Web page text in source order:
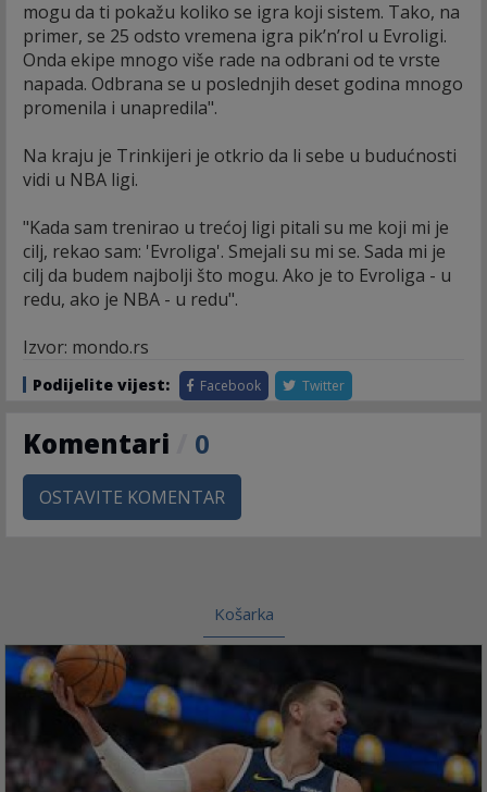
mogu da ti pokažu koliko se igra koji sistem. Tako, na
primer, se 25 odsto vremena igra pik’n’rol u Evroligi.
Onda ekipe mnogo više rade na odbrani od te vrste
napada. Odbrana se u poslednjih deset godina mnogo
promenila i unapredila".
Na kraju je Trinkijeri je otkrio da li sebe u budućnosti
vidi u NBA ligi.
"Kada sam trenirao u trećoj ligi pitali su me koji mi je
cilj, rekao sam: 'Evroliga'. Smejali su mi se. Sada mi je
cilj da budem najbolji što mogu. Ako je to Evroliga - u
redu, ako je NBA - u redu".
Izvor: mondo.rs
Podijelite vijest: Facebook Twitter
Komentari 0
OSTAVITE KOMENTAR
Košarka